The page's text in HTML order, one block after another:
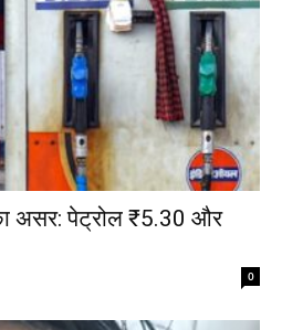
असर: पेट्रोल ₹5.30 और
0